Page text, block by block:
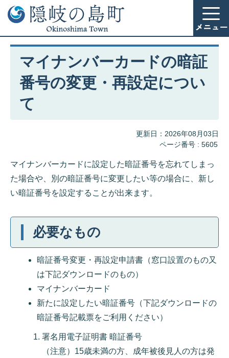
マイナンバーカードの暗証
番号の変更・再設定につい
て
更新日：2026年08月03日
ページ番号 : 5605
マイナンバーカードに設定した暗証番号を忘れてしまっ
た場合や、別の暗証番号に変更したい等の場合に、新し
い暗証番号を設定することが出来ます。
必要なもの
暗証番号変更・再設定申請書（窓口設置のもの又
は下記ダウンロードのもの）
マイナンバーカード
新たに設定したい暗証番号（下記ダウンロードの
暗証番号記載票をご利用ください）
署名用電子証明書 暗証番号
（注意）15歳未満の方、成年被後見人の方は発